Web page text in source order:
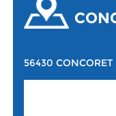
56430 CONCORET